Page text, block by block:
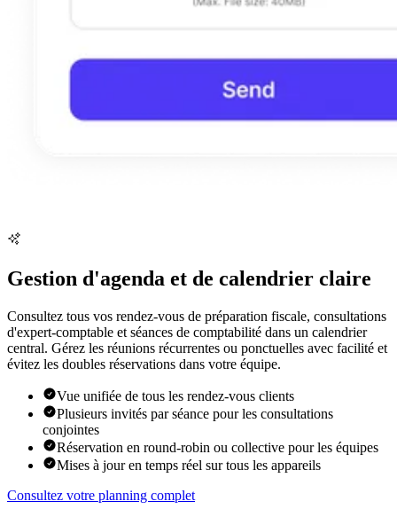
Gestion d'agenda et de calendrier claire
Consultez tous vos rendez-vous de préparation fiscale, consultations
d'expert-comptable et séances de comptabilité dans un calendrier
central. Gérez les réunions récurrentes ou ponctuelles avec facilité et
évitez les doubles réservations dans votre équipe.
Vue unifiée de tous les rendez-vous clients
Plusieurs invités par séance pour les consultations
conjointes
Réservation en round-robin ou collective pour les équipes
Mises à jour en temps réel sur tous les appareils
Consultez votre planning complet